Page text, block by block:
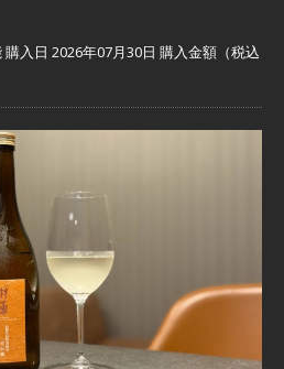
入日 2026年07月30日 購入金額（税込